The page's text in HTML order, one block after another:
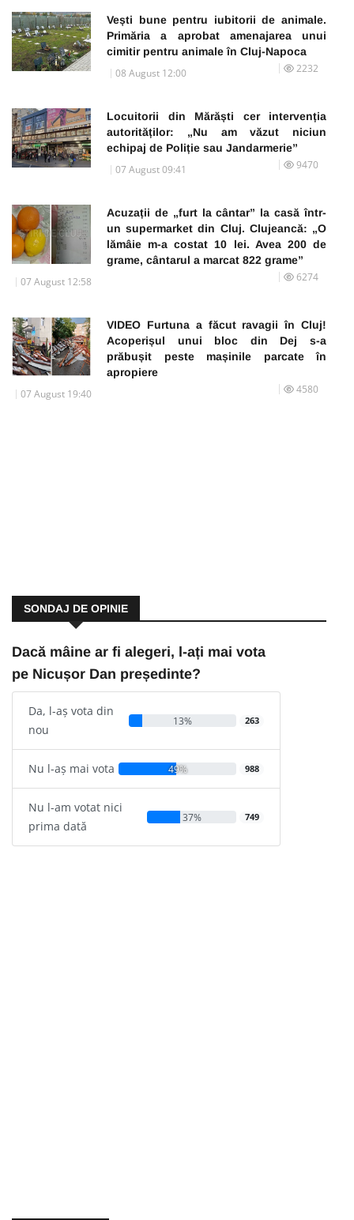
Vești bune pentru iubitorii de animale.
Primăria a aprobat amenajarea unui
cimitir pentru animale în Cluj-Napoca
08 August 12:00 2232
Locuitorii din Mărăști cer intervenția
autorităților: „Nu am văzut niciun
echipaj de Poliție sau Jandarmerie”
07 August 09:41 9470
Acuzații de „furt la cântar” la casă într-
un supermarket din Cluj. Clujeancă: „O
lămâie m-a costat 10 lei. Avea 200 de
grame, cântarul a marcat 822 grame”
07 August 12:58 6274
VIDEO Furtuna a făcut ravagii în Cluj!
Acoperișul unui bloc din Dej s-a
prăbușit peste mașinile parcate în
apropiere
07 August 19:40 4580
SONDAJ DE OPINIE
Dacă mâine ar fi alegeri, l-ați mai vota
pe Nicușor Dan președinte?
Da, l-aș vota din
nou
13% 263
Nu l-aș mai vota 49% 988
Nu l-am votat nici
prima dată
37% 749